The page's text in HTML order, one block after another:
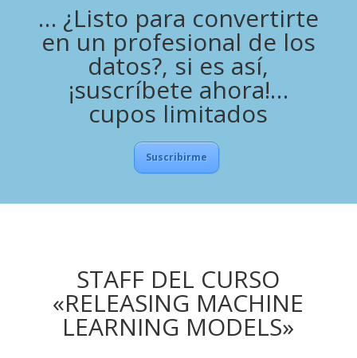
… ¿Listo para convertirte
en un profesional de los
datos?, si es así,
¡suscríbete ahora!…
cupos limitados
Suscribirme
STAFF DEL CURSO
«RELEASING MACHINE
LEARNING MODELS»